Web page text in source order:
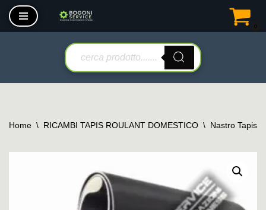
Vai
Home \ RICAMBI TAPIS ROULANT DOMESTICO \ Nastro Tapis